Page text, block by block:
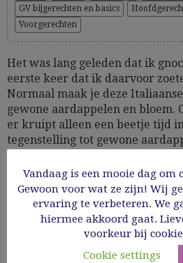
GV bijgerechten en basics
Voorgerechten
Het was lang geleden dat ik
eerste keer dat ik daarvoor
Normaal maak je deze
gewone aardappelen en bloem.
er kruipt alleen een beetje tijd
tegenstelling tot gewone
25/03/2021
Read More
Vandaag is een mooie dag om
Gewoon voor wat ze zijn! Wij
ervaring te verbeteren. We
hiermee akkoord gaat.
voorkeur bij
Cookie settings